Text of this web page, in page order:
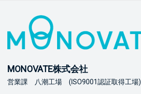
MONOVATE株式会社
営業課 八潮工場 (ISO9001認証取得工場)